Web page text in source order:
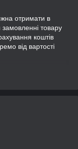
отримати в
товару
коштів
від вартості